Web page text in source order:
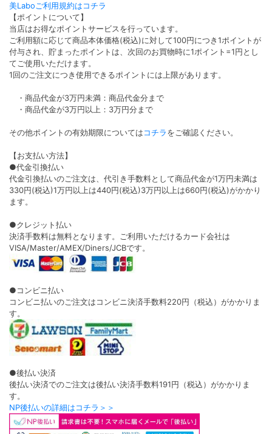
美Laboご利用規約はコチラ
【ポイントについて】
当店はお得なポイントサービスを行っています。
ご利用額に応じて商品本体価格(税込)に対して100円につき1ポイントが
付与され、貯まったポイントは、次回のお買物時に1ポイント=1円とし
てご使用いただけます。
1回のご注文につき使用できるポイントには上限があります。
・商品代金が3万円未満：商品代金分まで
・商品代金が3万円以上：3万円分まで
その他ポイントの有効期限についてはコチラをご確認ください。
【お支払い方法】
●代金引換払い
代金引換払いのご注文は、代引き手数料として商品代金が1万円未満は
330円(税込)1万円以上は440円(税込)3万円以上は660円(税込)がかかり
ます。
●クレジット払い
決済手数料は無料となります。ご利用いただけるカード会社は
VISA/Master/AMEX/Diners/JCBです。
●コンビニ払い
コンビニ払いのご注文はコンビニ決済手数料220円（税込）がかかりま
す。
●後払い決済
後払い決済でのご注文は後払い決済手数料191円（税込）がかかりま
す。
NP後払いの詳細はコチラ＞＞